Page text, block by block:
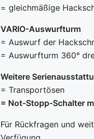
= gleichmäßige
VARIO-Auswurfturm
= Auswurf der
= Auswurfturm 360°
Weitere
= Transportösen
= Not-Stopp-Schalter
Für Rückfragen und